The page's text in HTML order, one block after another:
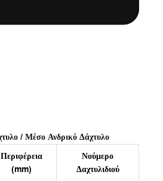
/ Μέσο Ανδρικό Δάχτυλο
Περιφέρεια
(mm)
Νούμερο
Δαχτυλιδιού